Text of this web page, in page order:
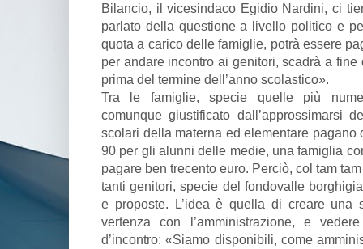
Bilancio, il vicesindaco Egidio Nardini, ci
parlato della questione a livello politico e
quota a carico delle famiglie, potrà essere
per andare incontro ai genitori, scadrà a
prima del termine dell’anno scolastico».
Tra le famiglie, specie quelle più
comunque giustificato dall’approssimarsi
scolari della materna ed elementare
90 per gli alunni delle medie, una famiglia
pagare ben trecento euro. Perciò, col tam
tanti genitori, specie del fondovalle
e proposte. L’idea è quella di creare una
vertenza con l’amministrazione, e
d’incontro: «Siamo disponibili, come